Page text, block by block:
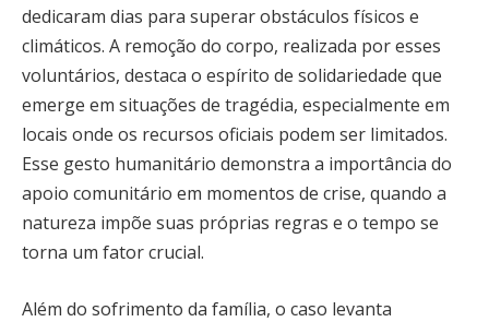
dedicaram dias para superar obstáculos físicos e
climáticos. A remoção do corpo, realizada por esses
voluntários, destaca o espírito de solidariedade que
emerge em situações de tragédia, especialmente em
locais onde os recursos oficiais podem ser limitados.
Esse gesto humanitário demonstra a importância do
apoio comunitário em momentos de crise, quando a
natureza impõe suas próprias regras e o tempo se
torna um fator crucial.
Além do sofrimento da família, o caso levanta